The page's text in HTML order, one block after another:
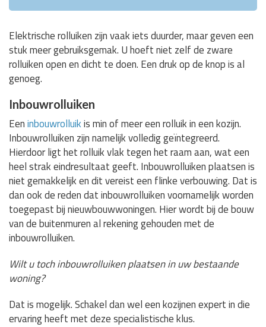
Elektrische rolluiken zijn vaak iets duurder, maar geven een
stuk meer gebruiksgemak. U hoeft niet zelf de zware
rolluiken open en dicht te doen. Een druk op de knop is al
genoeg.
Inbouwrolluiken
Eeninbouwrolluikis min of meer een rolluik in een kozijn.
Inbouwrolluiken zijn namelijk volledig geïntegreerd.
Hierdoor ligt het rolluik vlak tegen het raam aan, wat een
heel strak eindresultaat geeft. Inbouwrolluiken plaatsen is
niet gemakkelijk en dit vereist een flinke verbouwing. Dat is
dan ook de reden dat inbouwrolluiken voornamelijk worden
toegepast bij nieuwbouwwoningen. Hier wordt bij de bouw
van de buitenmuren al rekening gehouden met de
inbouwrolluiken.
Wilt u toch inbouwrolluiken plaatsen in uw bestaande
woning?
Dat is mogelijk. Schakel dan wel een kozijnen expert in die
ervaring heeft met deze specialistische klus.